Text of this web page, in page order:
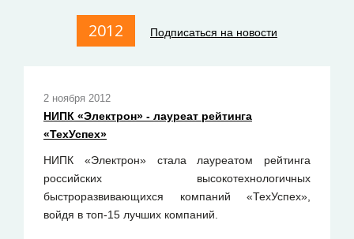
2012 Подписаться на новости
2 ноября 2012
НИПК «Электрон» - лауреат рейтинга
«ТехУспех»
НИПК «Электрон» стала лауреатом рейтинга
российских высокотехнологичных
быстроразвивающихся компаний «ТехУспех»,
войдя в топ-15 лучших компаний.